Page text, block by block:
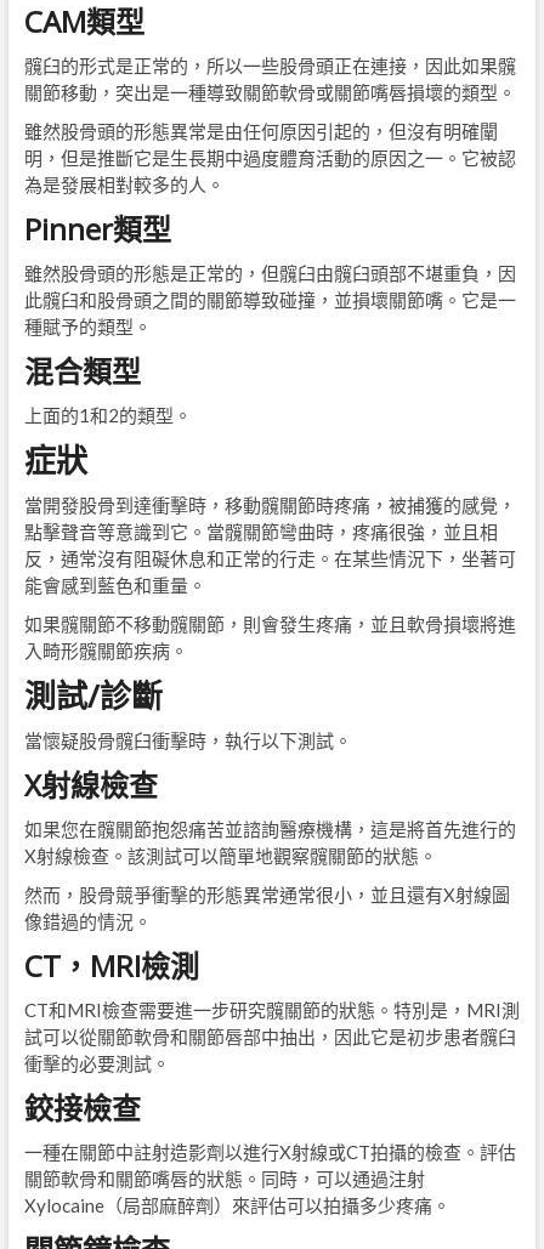
CAM類型
髖臼的形式是正常的，所以一些股骨頭正在連接，因此如果髖
關節移動，突出是一種導致關節軟骨或關節嘴唇損壞的類型。
雖然股骨頭的形態異常是由任何原因引起的，但沒有明確闡
明，但是推斷它是生長期中過度體育活動的原因之一。它被認
為是發展相對較多的人。
Pinner類型
雖然股骨頭的形態是正常的，但髖臼由髖臼頭部不堪重負，因
此髖臼和股骨頭之間的關節導致碰撞，並損壞關節嘴。它是一
種賦予的類型。
混合類型
上面的1和2的類型。
症狀
當開發股骨到達衝擊時，移動髖關節時疼痛，被捕獲的感覺，
點擊聲音等意識到它。當髖關節彎曲時，疼痛很強，並且相
反，通常沒有阻礙休息和正常的行走。在某些情況下，坐著可
能會感到藍色和重量。
如果髖關節不移動髖關節，則會發生疼痛，並且軟骨損壞將進
入畸形髖關節疾病。
測試/診斷
當懷疑股骨髖臼衝擊時，執行以下測試。
X射線檢查
如果您在髖關節抱怨痛苦並諮詢醫療機構，這是將首先進行的
X射線檢查。該測試可以簡單地觀察髖關節的狀態。
然而，股骨競爭衝擊的形態異常通常很小，並且還有X射線圖
像錯過的情況。
CT，MRI檢測
CT和MRI檢查需要進一步研究髖關節的狀態。特別是，MRI測
試可以從關節軟骨和關節唇部中抽出，因此它是初步患者髖臼
衝擊的必要測試。
鉸接檢查
一種在關節中註射造影劑以進行X射線或CT拍攝的檢查。評估
關節軟骨和關節嘴唇的狀態。同時，可以通過注射
Xylocaine（局部麻醉劑）來評估可以拍攝多少疼痛。